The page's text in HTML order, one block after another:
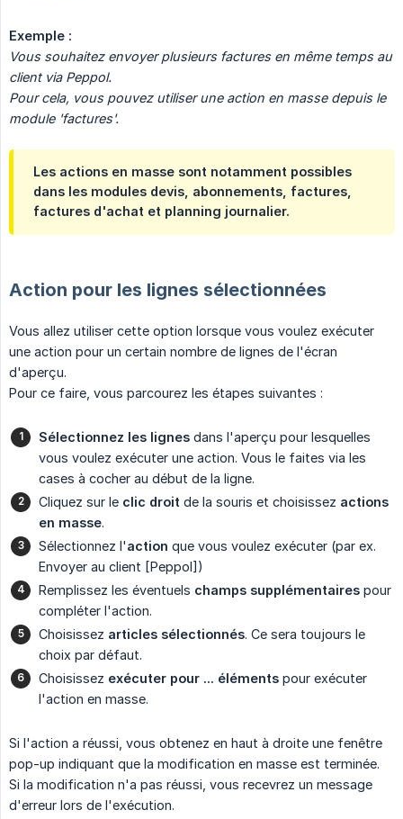
Exemple :
Vous souhaitez envoyer plusieurs factures en même temps au
client via Peppol.
Pour cela, vous pouvez utiliser une action en masse depuis le
module 'factures'.
Les actions en masse sont notamment possibles
dans les modules devis, abonnements, factures,
factures d'achat et planning journalier.
Action pour les lignes sélectionnées
Vous allez utiliser cette option lorsque vous voulez exécuter
une action pour un certain nombre de lignes de l'écran
d'aperçu.
Pour ce faire, vous parcourez les étapes suivantes :
Sélectionnez les lignes dans l'aperçu pour lesquelles
vous voulez exécuter une action. Vous le faites via les
cases à cocher au début de la ligne.
Cliquez sur le clic droit de la souris et choisissez actions
en masse.
Sélectionnez l'action que vous voulez exécuter (par ex.
Envoyer au client [Peppol])
Remplissez les éventuels champs supplémentaires pour
compléter l'action.
Choisissez articles sélectionnés. Ce sera toujours le
choix par défaut.
Choisissez exécuter pour ... éléments pour exécuter
l'action en masse.
Si l'action a réussi, vous obtenez en haut à droite une fenêtre
pop-up indiquant que la modification en masse est terminée.
Si la modification n'a pas réussi, vous recevrez un message
d'erreur lors de l'exécution.